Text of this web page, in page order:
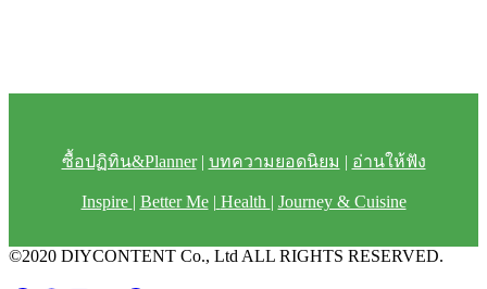
ซื้อปฏิทิน&Planner| บทความยอดนิยม | อ่านให้ฟัง
Inspire | Better Me| Health | Journey & Cuisine
©2020 DIYCONTENT Co., Ltd ALL RIGHTS RESERVED.